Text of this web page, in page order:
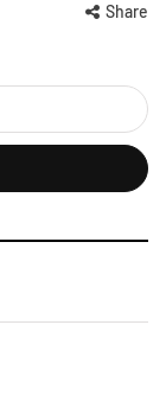
Share